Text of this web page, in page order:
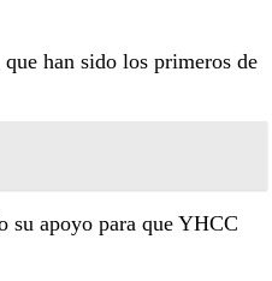
han sido los primeros de
su apoyo para que YHCC